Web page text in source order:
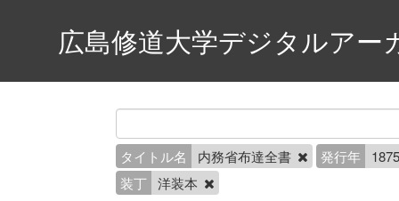
広島修道大学デジタルアー
タイトル名 内務省布達全書 発行年
装丁 洋装本